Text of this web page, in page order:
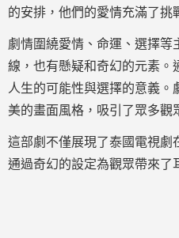
的安排，他們的愛情充滿了挑
劇情圍繞愛情、命運、選擇等
線，也有懸疑和奇幻的元素。
人生的可能性與選擇的意義
美的畫面風格，吸引了眾多觀
這部劇不僅展現了泰國電視劇
通過奇幻的設定為觀眾帶來了